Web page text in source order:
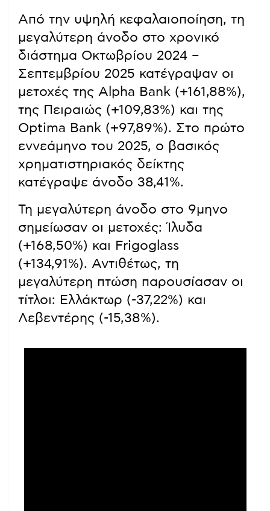
Από την υψηλή κεφαλαιοποίηση, τη
μεγαλύτερη άνοδο στο χρονικό
διάστημα Οκτωβρίου 2024 –
Σεπτεμβρίου 2025 κατέγραψαν οι
μετοχές της Alpha Bank (+161,88%),
της Πειραιώς (+109,83%) και της
Optima Bank (+97,89%). Στο πρώτο
εννεάμηνο του 2025, ο βασικός
χρηματιστηριακός δείκτης
κατέγραψε άνοδο 38,41%.
Τη μεγαλύτερη άνοδο στο 9μηνο
σημείωσαν οι μετοχές: Ίλυδα
(+168,50%) και Frigoglass
(+134,91%). Αντιθέτως, τη
μεγαλύτερη πτώση παρουσίασαν οι
τίτλοι: Ελλάκτωρ (-37,22%) και
Λεβεντέρης (-15,38%).